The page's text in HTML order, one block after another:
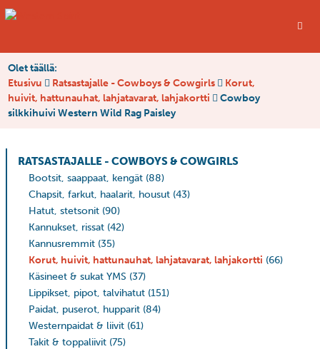
Olet täällä:
Etusivu
Ratsastajalle - Cowboys & Cowgirls
Korut,
huivit, hattunauhat, lahjatavarat, lahjakortti
Cowboy
silkkihuivi Western Wild Rag Paisley
RATSASTAJALLE - COWBOYS & COWGIRLS
Bootsit, saappaat, kengät (88)
Chapsit, farkut, haalarit, housut (43)
Hatut, stetsonit (90)
Kannukset, rissat (42)
Kannusremmit (35)
Korut, huivit, hattunauhat, lahjatavarat, lahjakortti (66)
Käsineet & sukat YMS (37)
Lippikset, pipot, talvihatut (151)
Paidat, puserot, hupparit (84)
Westernpaidat & liivit (61)
Takit & toppaliivit (75)